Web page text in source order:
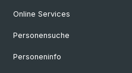
Online Services
Personensuche
Personeninfo